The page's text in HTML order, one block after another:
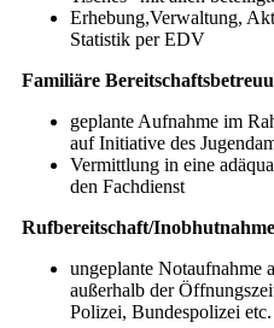
Erhebung,Verwaltung,
Statistik per EDV
Familiäre
geplante Aufnahme im
auf Initiative des
Vermittlung in eine
den Fachdienst
Rufbereitschaft/
ungeplante Notaufnahme
außerhalb der
Polizei, Bundespolizei etc.